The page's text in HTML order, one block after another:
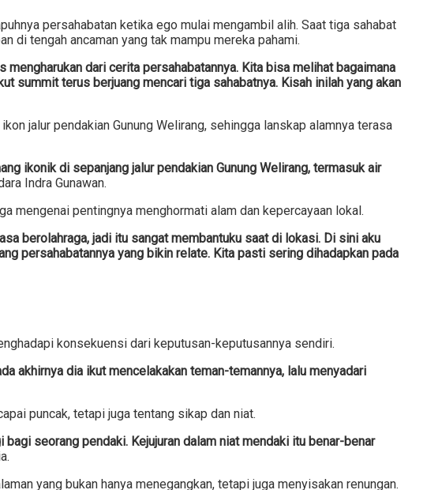
persahabatan ketika ego mulai mengambil alih. Saat tiga sahabat
di tengah ancaman yang tak mampu mereka pahami.
dari cerita persahabatannya. Kita bisa melihat bagaimana
summit terus berjuang mencari tiga sahabatnya. Kisah inilah yang akan
jalur pendakian Gunung Welirang, sehingga lanskap alamnya terasa
ikonik di sepanjang jalur pendakian Gunung Welirang, termasuk air
Indra Gunawan.
mengenai pentingnya menghormati alam dan kepercayaan lokal.
berolahraga, jadi itu sangat membantuku saat di lokasi. Di sini aku
persahabatannya yang bikin relate. Kita pasti sering dihadapkan pada
konsekuensi dari keputusan-keputusannya sendiri.
akhirnya dia ikut mencelakakan teman-temannya, lalu menyadari
puncak, tetapi juga tentang sikap dan niat.
seorang pendaki. Kejujuran dalam niat mendaki itu benar-benar
yang bukan hanya menegangkan, tetapi juga menyisakan renungan.